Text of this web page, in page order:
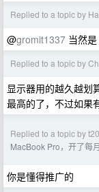
Replied to a topic by
@gromit1337 当然
Replied to a topic by
显示器用的越久越划
最高的了，不过如果
Replied to a topic by
MacBook Pro，开了每
你是懂得推广的